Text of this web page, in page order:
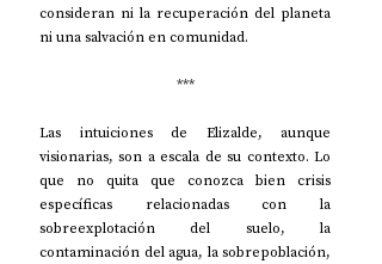
consideran ni la recuperación del planeta
ni una salvación en comunidad.
***
Las intuiciones de Elizalde, aunque
visionarias, son a escala de su contexto. Lo
que no quita que conozca bien crisis
específicas relacionadas con la
sobreexplotación del suelo, la
contaminación del agua, la sobrepoblación,